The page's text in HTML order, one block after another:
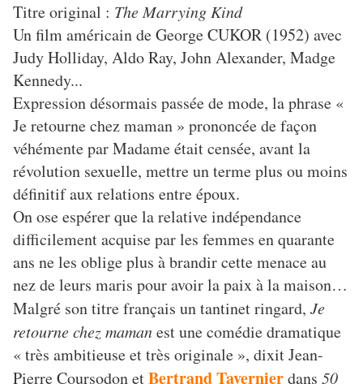
Titre original : The Marrying Kind
Un film américain de George CUKOR (1952) avec
Judy Holliday, Aldo Ray, John Alexander, Madge
Kennedy...
Expression désormais passée de mode, la phrase «
Je retourne chez maman » prononcée de façon
véhémente par Madame était censée, avant la
révolution sexuelle, mettre un terme plus ou moins
définitif aux relations entre époux.
On ose espérer que la relative indépendance
difficilement acquise par les femmes en quarante
ans ne les oblige plus à brandir cette menace au
nez de leurs maris pour avoir la paix à la maison…
Malgré son titre français un tantinet ringard, Je
retourne chez mamanest une comédie dramatique
« très ambitieuse et très originale », dixit Jean-
Pierre Coursodon etBertrand Tavernierdans 50